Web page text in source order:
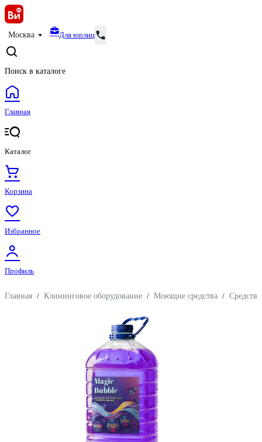
Москва Для юрлиц
Поиск в каталоге
Главная
Каталог
Корзина
Избранное
Профиль
Главная / Клининговое оборудование / Моющие средства /